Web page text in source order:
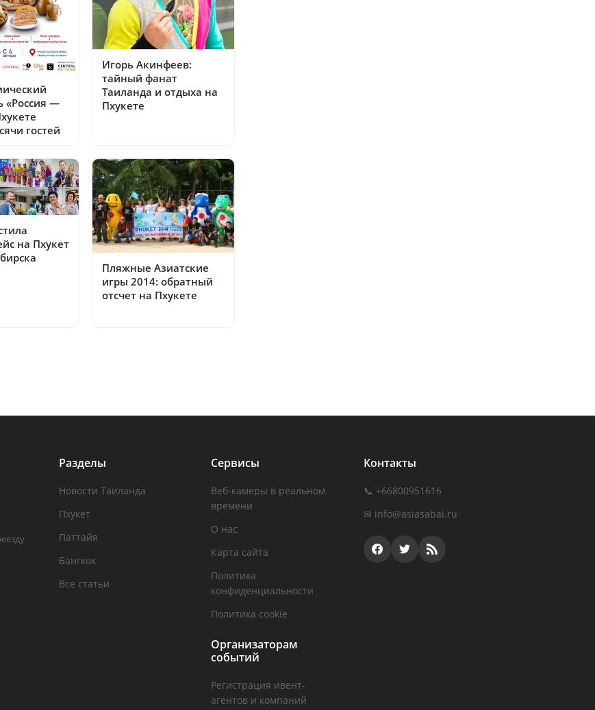
«Россия —
гостей
Игорь Акинфеев:
тайный фанат
Таиланда и отдыха на
Пхукете
на Пхукет
Пляжные Азиатские
игры 2014: обратный
отсчет на Пхукете
Разделы
Новости Таиланда
Пхукет
Паттайя
Бангкок
Все статьи
Сервисы
Веб-камеры в реальном
времени
О нас
Карта сайта
Политика
конфиденциальности
Политика cookie
Организаторам
событий
Регистрация ивент-
агентов и компаний
Контакты
📞 +66800951616
✉ info@asiasabai.ru